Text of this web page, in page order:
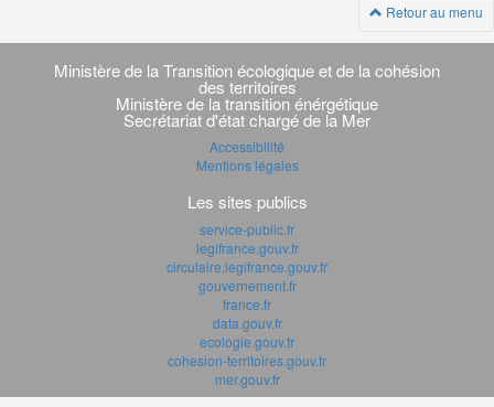
Retour au menu
Navigation
transverse
Ministère de la Transition écologique et de la cohésion
des territoires
Ministère de la transition énérgétique
Secrétariat d'état chargé de la Mer
Accessibilité
Mentions légales
Les sites publics
service-public.fr
legifrance.gouv.fr
circulaire.legifrance.gouv.fr
gouvernement.fr
france.fr
data.gouv.fr
ecologie.gouv.fr
cohesion-territoires.gouv.fr
mer.gouv.fr